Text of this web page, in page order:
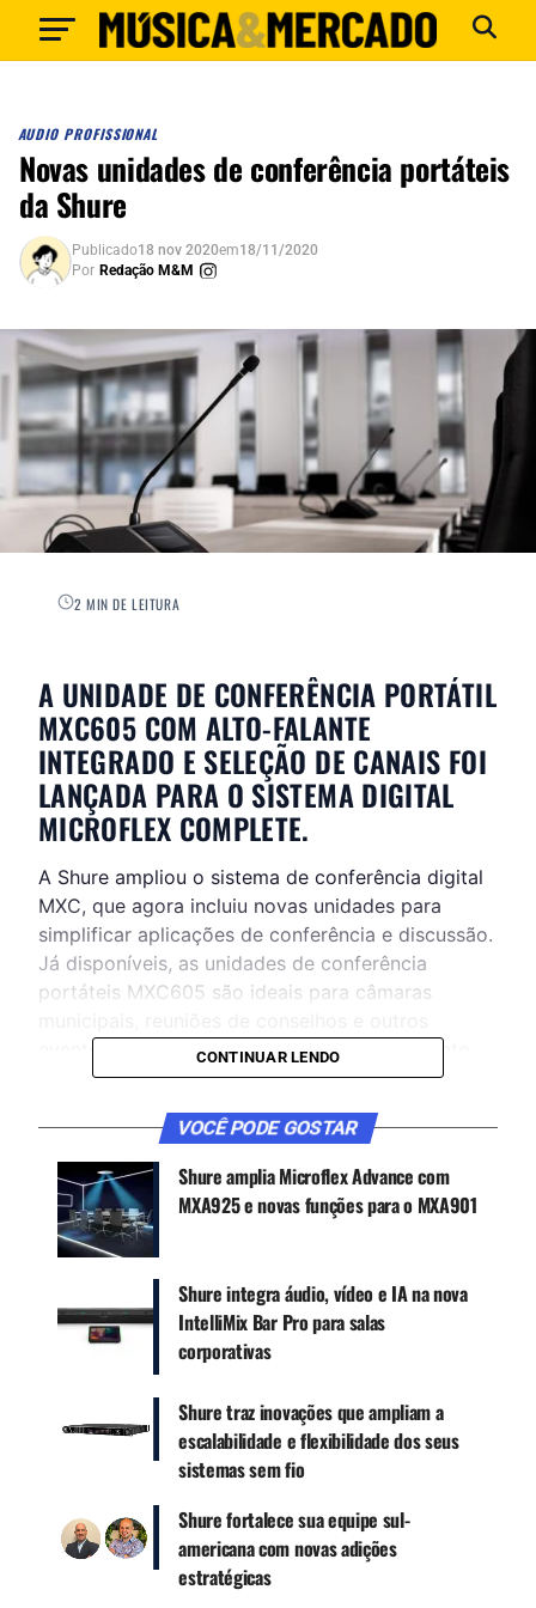
AUDIO PROFISSIONAL
Novas unidades de conferência portáteis
da Shure
Publicado18 nov 2020em18/11/2020
Por Redação M&M
2 MIN DE LEITURA
A UNIDADE DE CONFERÊNCIA PORTÁTIL
MXC605 COM ALTO-FALANTE
INTEGRADO E SELEÇÃO DE CANAIS FOI
LANÇADA PARA O SISTEMA DIGITAL
MICROFLEX COMPLETE.
A Shure ampliou o sistema de conferência digital
MXC, que agora incluiu novas unidades para
simplificar aplicações de conferência e discussão.
Já disponíveis, as unidades de conferência
portáteis MXC605 são ideais para câmaras
eventos formais. Elas contam com um conjunto
de recursos simples, capacidade de interpretação
3.800 unidades e compatibilidade com toda a
linha de componentes e softwares da linha MXC.
CONTINUE ACOMPANHANDO
Receba novas matérias do Música & Mercado no
WhatsApp e no Google News.
Google News
A MXC605 pode operar nos modos Presidente,
CONTINUAR LENDO
VOCÊ PODE GOSTAR
Shure amplia Microflex Advance com
MXA925 e novas funções para o MXA901
Shure integra áudio, vídeo e IA na nova
IntelliMix Bar Pro para salas
corporativas
Shure traz inovações que ampliam a
escalabilidade e flexibilidade dos seus
sistemas sem fio
Shure fortalece sua equipe sul-
americana com novas adições
estratégicas